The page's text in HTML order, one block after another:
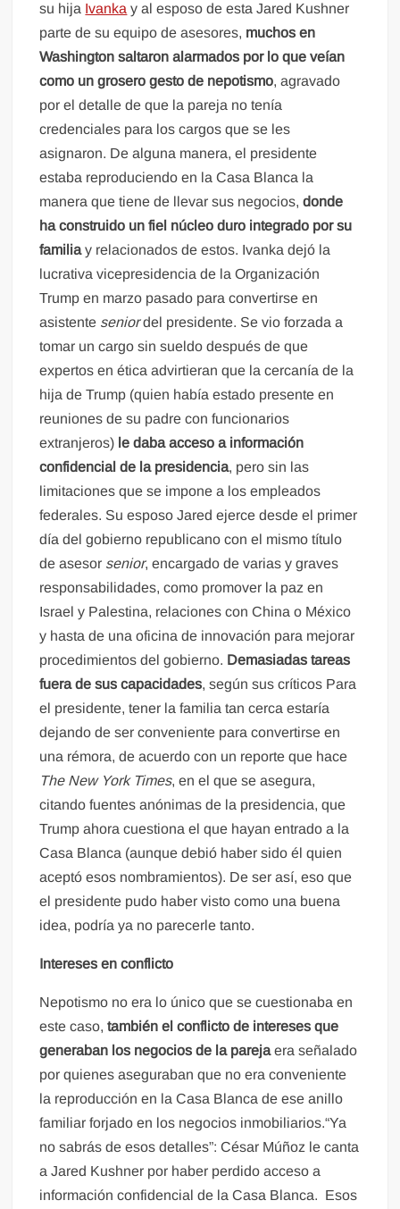
su hija Ivanka y al esposo de esta Jared Kushner
parte de su equipo de asesores, muchos en
Washington saltaron alarmados por lo que veían
como un grosero gesto de nepotismo, agravado
por el detalle de que la pareja no tenía
credenciales para los cargos que se les
asignaron. De alguna manera, el presidente
estaba reproduciendo en la Casa Blanca la
manera que tiene de llevar sus negocios,donde
ha construido un fiel núcleo duro integrado por su
familiay relacionados de estos. Ivanka dejó la
lucrativa vicepresidencia de la Organización
Trump en marzo pasado para convertirse en
asistente seniordel presidente. Se vio forzada a
tomar un cargo sin sueldo después de que
expertos en ética advirtieran que la cercanía de la
hija de Trump (quien había estado presente en
reuniones de su padre con funcionarios
extranjeros) le daba acceso a información
confidencial de la presidencia, pero sin las
limitaciones que se impone a los empleados
federales. Su esposo Jared ejerce desde el primer
día del gobierno republicano con el mismo título
de asesor senior, encargado de varias y graves
responsabilidades, como promover la paz en
Israel y Palestina, relaciones con China o México
y hasta de una oficina de innovación para mejorar
procedimientos del gobierno. Demasiadas tareas
fuera de sus capacidades, según sus críticos Para
el presidente, tener la familia tan cerca estaría
dejando de ser conveniente para convertirse en
una rémora, de acuerdo con un reporte que hace
The New York Times, en el que se asegura,
citando fuentes anónimas de la presidencia, que
Trump ahora cuestiona el que hayan entrado a la
Casa Blanca (aunque debió haber sido él quien
aceptó esos nombramientos). De ser así, eso que
el presidente pudo haber visto como una buena
idea, podría ya no parecerle tanto.
Intereses en conflicto
Nepotismo no era lo único que se cuestionaba en
este caso,también el conflicto de intereses que
generaban los negocios de la parejaera señalado
por quienes aseguraban que no era conveniente
la reproducción en la Casa Blanca de ese anillo
familiar forjado en los negocios inmobiliarios.“Ya
no sabrás de esos detalles”: César Múñoz le canta
a Jared Kushner por haber perdido acceso a
información confidencial de la Casa Blanca. Esos